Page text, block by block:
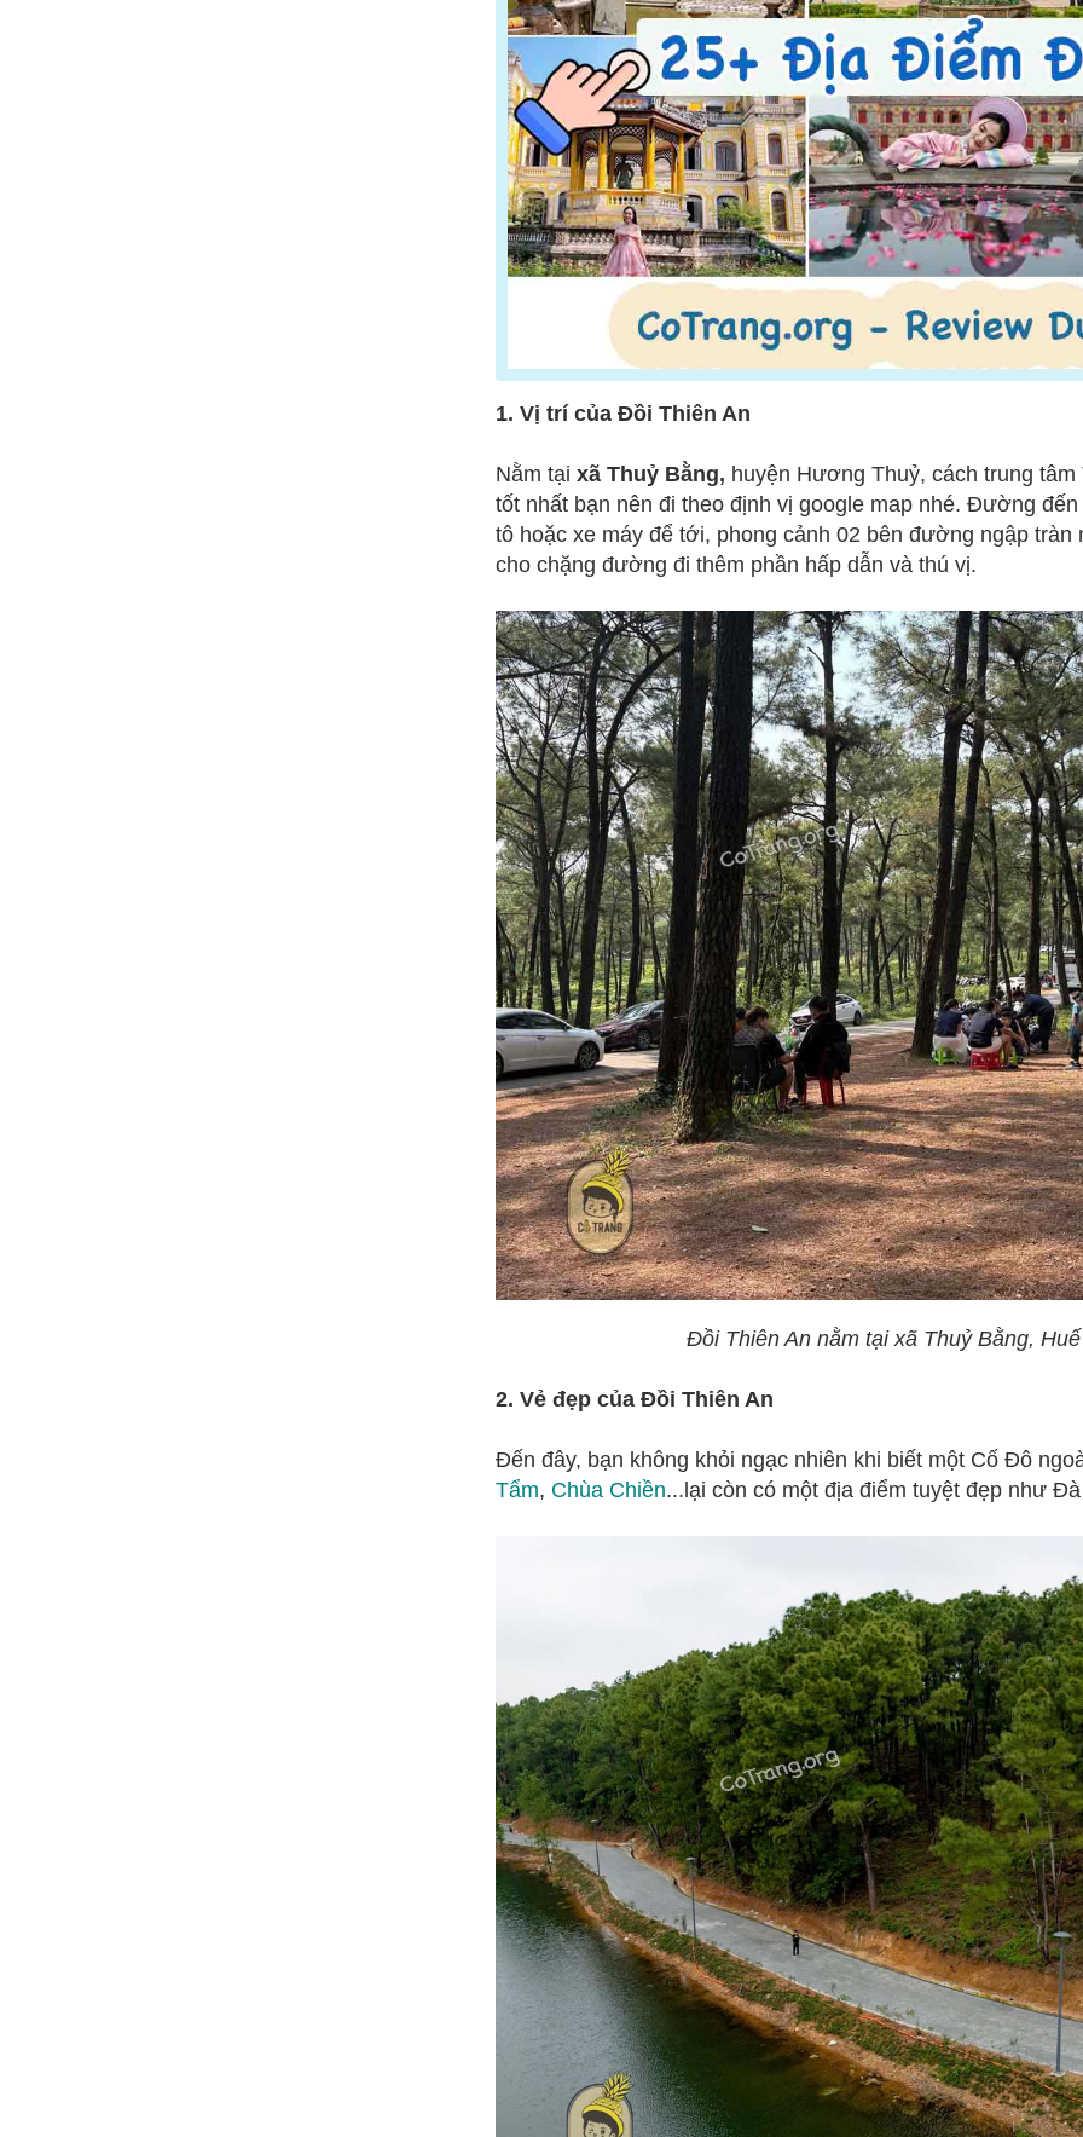
1. Vị trí của Đồi Thiên An
Nằm tại xã Thuỷ Bằng, huyện Hương Thuỷ, cách trung
tốt nhất bạn nên đi theo định vị google map nhé. Đường
tô hoặc xe máy để tới, phong cảnh 02 bên đường ngập
cho chặng đường đi thêm phần hấp dẫn và thú vị.
Đồi Thiên An nằm tại xã Thuỷ Bằng,
2. Vẻ đẹp của Đồi Thiên An
Đến đây, bạn không khỏi ngạc nhiên khi biết một Cố Đô
Tẩm, Chùa Chiền...lại còn có một địa điểm tuyệt đẹp như